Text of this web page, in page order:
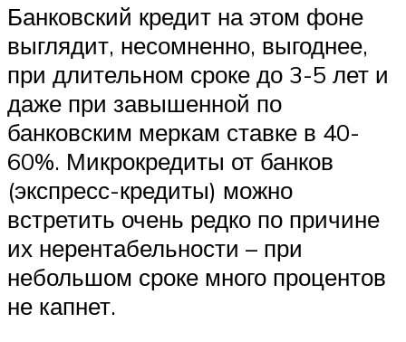
Банковский кредит на этом фоне
выглядит, несомненно, выгоднее,
при длительном сроке до 3-5 лет и
даже при завышенной по
банковским меркам ставке в 40-
60%. Микрокредиты от банков
(экспресс-кредиты) можно
встретить очень редко по причине
их нерентабельности – при
небольшом сроке много процентов
не капнет.